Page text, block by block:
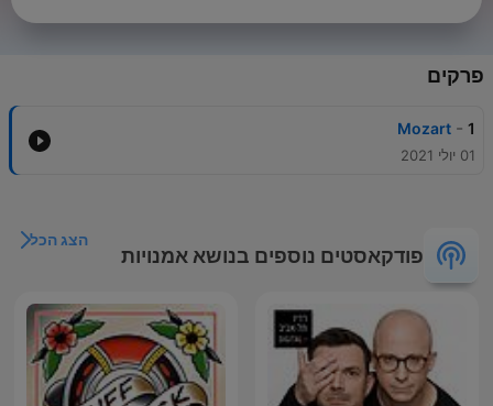
פרקים
1
-
Mozart
01 יולי 2021
פודקאסטים נוספים בנושא אמנויות
הצג הכל